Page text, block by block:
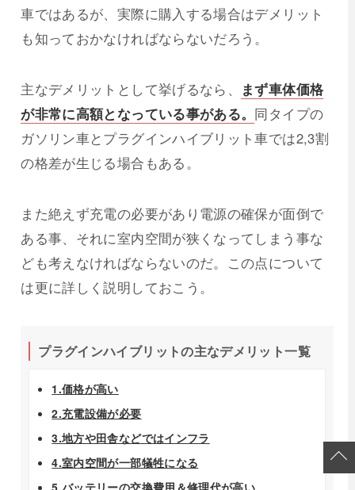
車ではあるが、実際に購入する場合はデメリット
も知っておかなければならないだろう。
主なデメリットとして挙げるなら、
まず車体価格
が非常に高額となっている事がある。 同タイプの
ガソリン車とプラグインハイブリット車では2,3割
の格差が生じる場合もある。
また絶えず充電の必要があり電源の確保が面倒で
ある事、それに室内空間が狭くなってしまう事な
ども考えなければならないのだ。この点について
は更に詳しく説明しておこう。
プラグインハイブリットの主なデメリット一覧
1.価格が高い
2.充電設備が必要
3.地方や田舎などではインフラ
4.室内空間が一部犠牲になる